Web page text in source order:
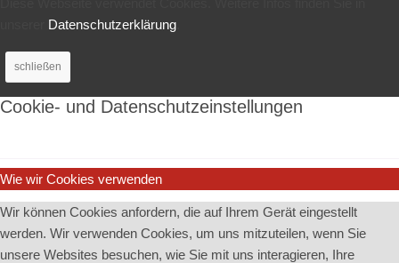
Datenschutzerklärung
schließen
Cookie- und Datenschutzeinstellungen
Wie wir Cookies verwenden
Wir können Cookies anfordern, die auf Ihrem Gerät eingestellt
werden. Wir verwenden Cookies, um uns mitzuteilen, wenn Sie
unsere Websites besuchen, wie Sie mit uns interagieren, Ihre